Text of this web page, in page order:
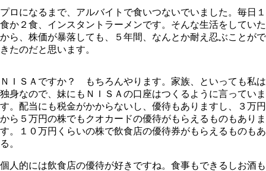
プロになるまで、アルバイトで食いつないでいました。毎日１
食か２食、インスタントラーメンです。そんな生活をしていた
から、株価が暴落しても、５年間、なんとか耐え忍ぶことがで
きたのだと思います。
ＮＩＳＡですか？ もちろんやります。家族、といっても私は
独身なので、妹にもＮＩＳＡの口座はつくるように言っていま
す。配当にも税金がかからないし、優待もありますし、３万円
から５万円の株でもクオカードの優待がもらえるものもありま
す。１０万円くらいの株で飲食店の優待券がもらえるものもあ
る。
個人的には飲食店の優待が好きですね。食事もできるしお酒も